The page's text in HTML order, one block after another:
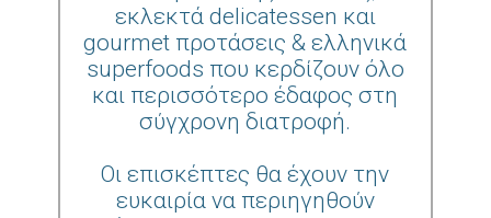
εκλεκτά delicatessen και
gourmet προτάσεις & ελληνικά
superfoods που κερδίζουν όλο
και περισσότερο έδαφος στη
σύγχρονη διατροφή.
Οι επισκέπτες θα έχουν την
ευκαιρία να περιηγηθούν